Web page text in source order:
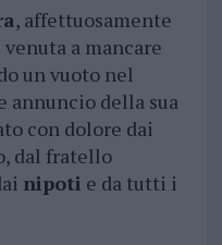
, affettuosamente
venuta a mancare
un vuoto nel
annuncio della sua
con dolore dai
dal fratello
nipoti e da tutti i